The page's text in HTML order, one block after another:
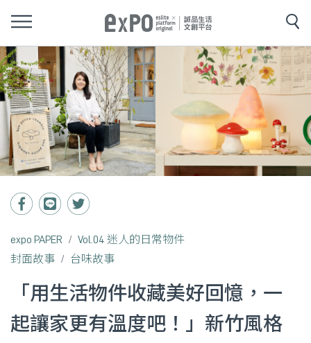
expo PAPER
Vol.04 迷人的日常物件
封面故事
台味故事
「用生活物件收藏美好回憶，一
起讓家更有溫度吧！」新竹風格